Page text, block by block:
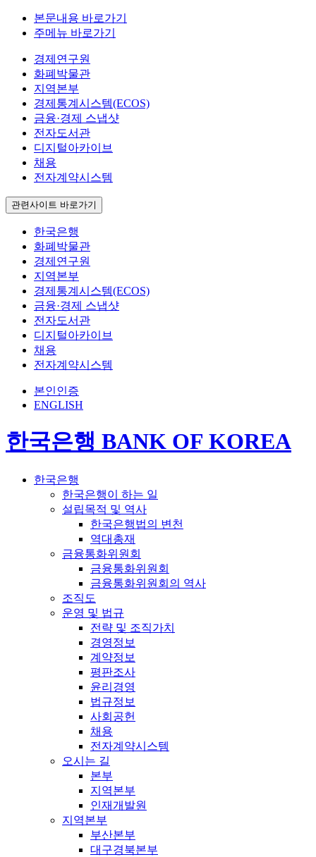
본문내용 바로가기
주메뉴 바로가기
경제연구원
화폐박물관
지역본부
경제통계시스템(ECOS)
금융·경제 스냅샷
전자도서관
디지털아카이브
채용
전자계약시스템
관련사이트 바로가기
한국은행
화폐박물관
경제연구원
지역본부
경제통계시스템(ECOS)
금융·경제 스냅샷
전자도서관
디지털아카이브
채용
전자계약시스템
본인인증
ENGLISH
한국은행 BANK OF KOREA
한국은행
한국은행이 하는 일
설립목적 및 역사
한국은행법의 변천
역대총재
금융통화위원회
금융통화위원회
금융통화위원회의 역사
조직도
운영 및 법규
전략 및 조직가치
경영정보
계약정보
평판조사
윤리경영
법규정보
사회공헌
채용
전자계약시스템
오시는 길
본부
지역본부
인재개발원
지역본부
부산본부
대구경북본부